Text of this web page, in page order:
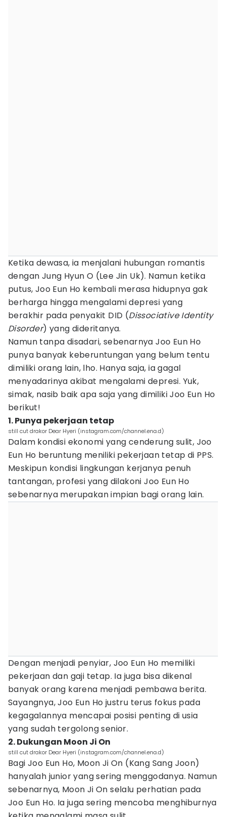
Ketika dewasa, ia menjalani hubungan romantis
dengan Jung Hyun O (Lee Jin Uk). Namun ketika
putus, Joo Eun Ho kembali merasa hidupnya gak
berharga hingga mengalami depresi yang
berakhir pada penyakit DID (Dissociative Identity
Disorder) yang dideritanya.
Namun tanpa disadari, sebenarnya Joo Eun Ho
punya banyak keberuntungan yang belum tentu
dimiliki orang lain, lho. Hanya saja, ia gagal
menyadarinya akibat mengalami depresi. Yuk,
simak, nasib baik apa saja yang dimiliki Joo Eun Ho
berikut!
1. Punya pekerjaan tetap
still cut drakor Dear Hyeri (instagram.com/channel.ena.d)
Dalam kondisi ekonomi yang cenderung sulit, Joo
Eun Ho beruntung meniliki pekerjaan tetap di PPS.
Meskipun kondisi lingkungan kerjanya penuh
tantangan, profesi yang dilakoni Joo Eun Ho
sebenarnya merupakan impian bagi orang lain.
Dengan menjadi penyiar, Joo Eun Ho memiliki
pekerjaan dan gaji tetap. Ia juga bisa dikenal
banyak orang karena menjadi pembawa berita.
Sayangnya, Joo Eun Ho justru terus fokus pada
kegagalannya mencapai posisi penting di usia
yang sudah tergolong senior.
2. Dukungan Moon Ji On
still cut drakor Dear Hyeri (instagram.com/channel.ena.d)
Bagi Joo Eun Ho, Moon Ji On (Kang Sang Joon)
hanyalah junior yang sering menggodanya. Namun
sebenarnya, Moon Ji On selalu perhatian pada
Joo Eun Ho. Ia juga sering mencoba menghiburnya